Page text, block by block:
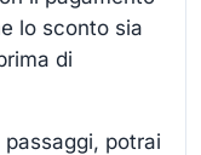
lo sconto sia
di
potrai